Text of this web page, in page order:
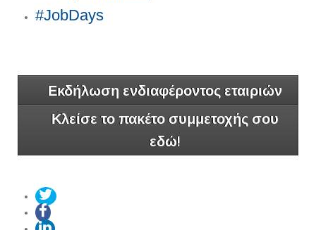
#JobDays
Εκδήλωση ενδιαφέροντος εταιριών
Κλείσε το πακέτο συμμετοχής σου
εδώ!